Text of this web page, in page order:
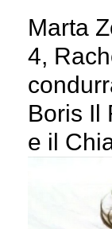
Marta
4,
Boris Il
e il